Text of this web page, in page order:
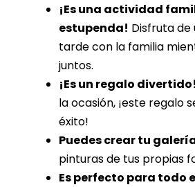
¡Es una actividad
estupenda! Disfruta
tarde con la familia
juntos.
¡Es un regalo divertido!
la ocasión, ¡este regalo
éxito!
Puedes crear tu
pinturas de tus propias
Es perfecto para todo